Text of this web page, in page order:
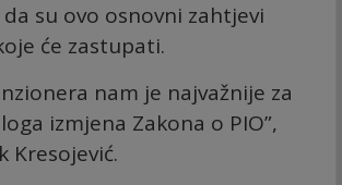
su ovo osnovni zahtjevi
će zastupati.
nam je najvažnije za
izmjena Zakona o PIO”,
Kresojević.